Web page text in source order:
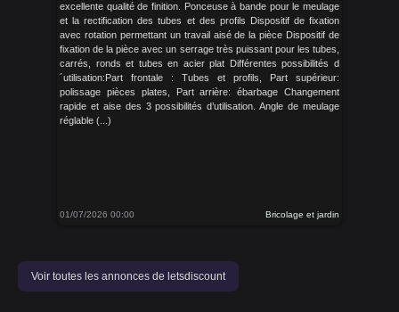
excellente qualité de finition. Ponceuse à bande pour le meulage
et la rectification des tubes et des profils Dispositif de fixation
avec rotation permettant un travail aisé de la pièce Dispositif de
fixation de la pièce avec un serrage très puissant pour les tubes,
carrés, ronds et tubes en acier plat Différentes possibilités d
´utilisation:Part frontale : Tubes et profils, Part supérieur:
polissage pièces plates, Part arrière: ébarbage Changement
rapide et aise des 3 possibilités d’utilisation. Angle de meulage
réglable (...)
01/07/2026 00:00 Bricolage et jardin
Voir toutes les annonces de letsdiscount